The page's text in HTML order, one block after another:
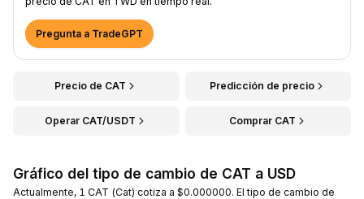
Pregunta a TradeGPT
Precio de CAT Predicción de precio
Operar CAT/USDT Comprar CAT
Gráfico del tipo de cambio de CAT a USD
Actualmente, 1 CAT (Cat) cotiza a $0.000000. El tipo de cambio de